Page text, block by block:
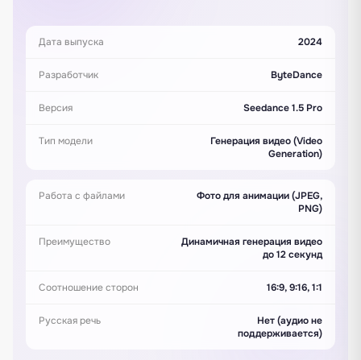
Дата выпуска 2024
Разработчик ByteDance
Версия Seedance 1.5 Pro
Тип модели
Генерация видео (Video
Generation)
Работа с файлами
Фото для анимации (JPEG,
PNG)
Преимущество
Динамичная генерация видео
до 12 секунд
Соотношение сторон 16:9, 9:16, 1:1
Русская речь
Нет (аудио не
поддерживается)